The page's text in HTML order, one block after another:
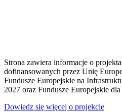
Strona zawiera informacje o
dofinansowanych przez Unię
Fundusze Europejskie na
2027 oraz Fundusze Europejskie
Dowiedz się więcej o projekcie